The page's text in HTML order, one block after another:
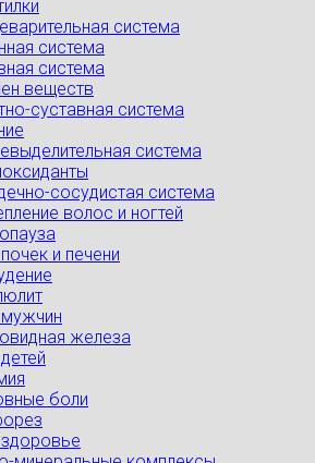
система
система
система
веществ
суставная система
система
сосудистая система
волос и ногтей
и печени
железа
боли